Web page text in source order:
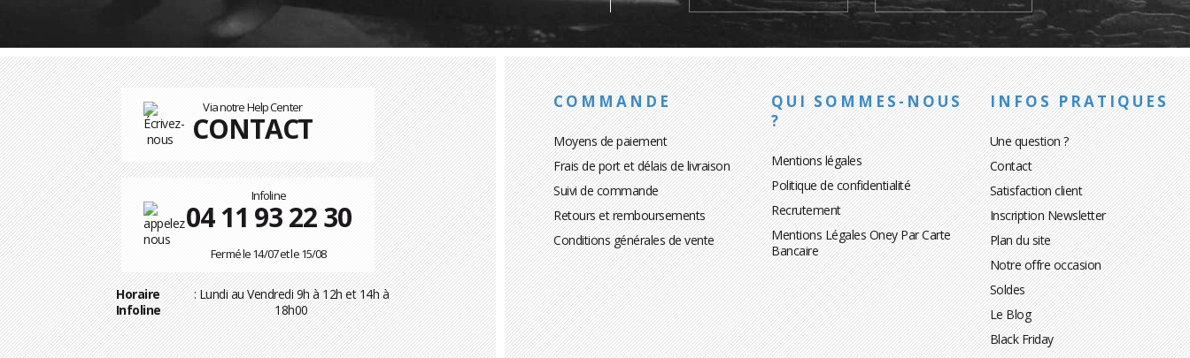
Via notre Help Center
CONTACT
Infoline
04 11 93 22 30
Fermé le 14/07 et le 15/08
Horaire
Infoline
: Lundi au Vendredi 9h à 12h et 14h à
18h00
COMMANDE
Moyens de paiement
Frais de port et délais de livraison
Suivi de commande
Retours et remboursements
Conditions générales de vente
QUI SOMMES-NOUS
?
Mentions légales
Politique de confidentialité
Recrutement
Mentions Légales Oney Par Carte
Bancaire
INFOS PRATIQUES
Une question ?
Contact
Satisfaction client
Inscription Newsletter
Plan du site
Notre offre occasion
Soldes
Le Blog
Black Friday